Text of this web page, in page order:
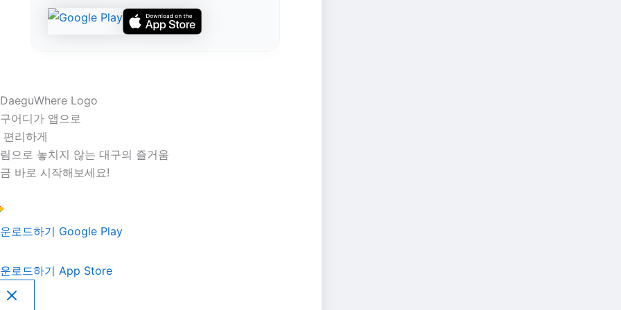
어디가 앱으로
편리하게
으로 놓치지 않는 대구의 즐거움
바로 시작해보세요!
로드하기 Google Play
로드하기 App Store